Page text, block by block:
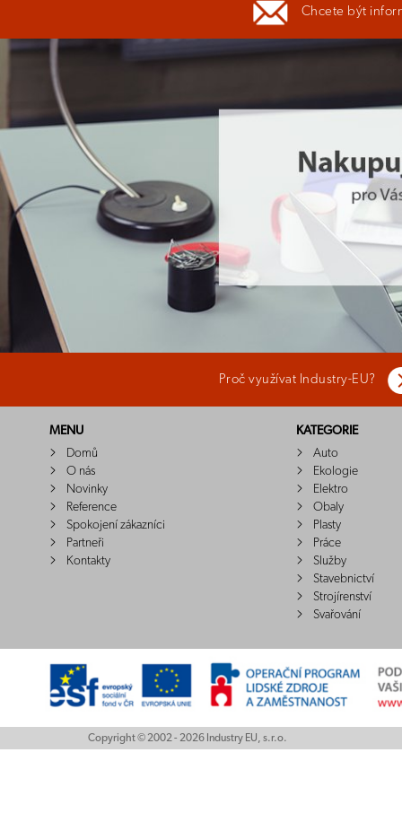
Chcete být
Proč využívat Industry-EU?
MENU
Domů
O nás
Novinky
Reference
Spokojení zákazníci
Partneři
Kontakty
KATEGORIE
Auto
Ekologie
Elektro
Obaly
Plasty
Práce
Služby
Stavebnictví
Strojírenství
Svařování
Copyright © 2002 - 2026 Industry EU, s.r.o.